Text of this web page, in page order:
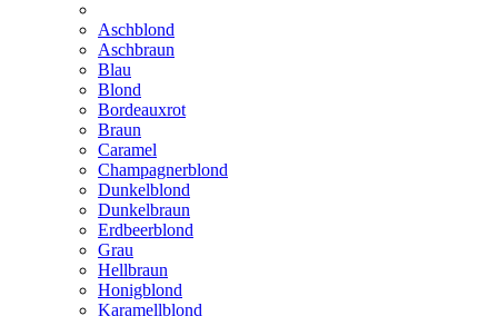
Aschblond
Aschbraun
Blau
Blond
Bordeauxrot
Braun
Caramel
Champagnerblond
Dunkelblond
Dunkelbraun
Erdbeerblond
Grau
Hellbraun
Honigblond
Karamellblond